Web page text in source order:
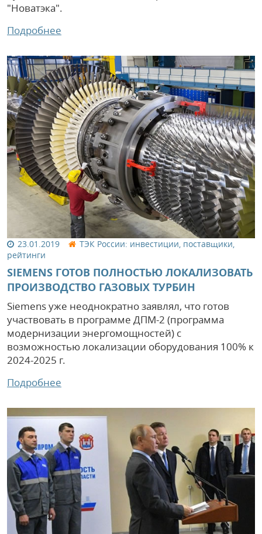
"Новатэка".
Подробнее
23.01.2019
ТЭК России: инвестиции, поставщики,
рейтинги
SIEMENS ГОТОВ ПОЛНОСТЬЮ ЛОКАЛИЗОВАТЬ
ПРОИЗВОДСТВО ГАЗОВЫХ ТУРБИН
Siemens уже неоднократно заявлял, что готов
участвовать в программе ДПМ-2 (программа
модернизации энергомощностей) с
возможностью локализации оборудования 100% к
2024-2025 г.
Подробнее